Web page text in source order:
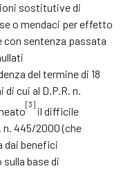
sostitutive di
o mendaci per effetto
sentenza passata
del termine di 18
cui al D.P.R. n.
[3]
il difficile
n. 445/2000 (che
dai benefici
base di